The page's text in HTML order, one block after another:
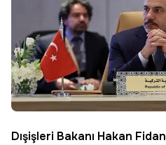
Dışişleri Bakanı Hakan Fidan